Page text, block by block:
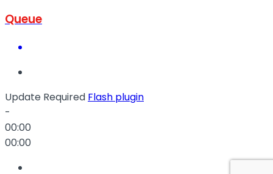
Queue
Update Required Flash plugin
-
00:00
00:00